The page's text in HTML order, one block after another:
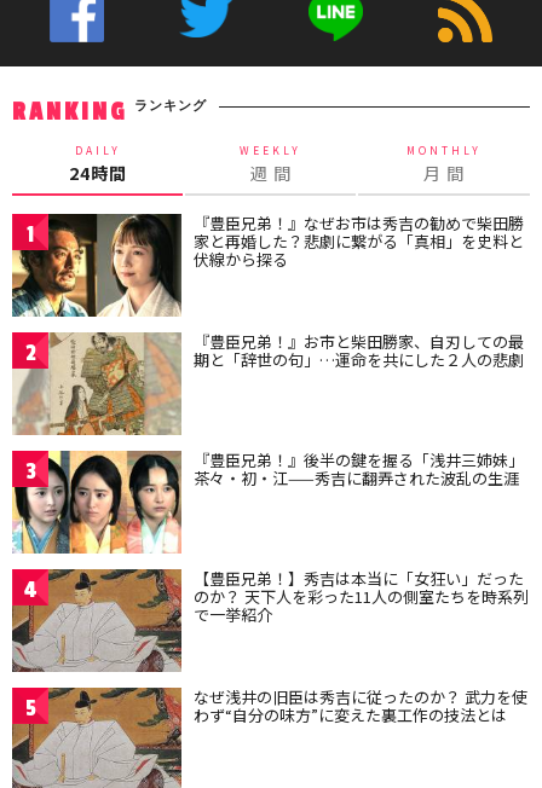
RANKING ランキング
DAILY
24時間
WEEKLY
週 間
MONTHLY
月 間
1 『豊臣兄弟！』なぜお市は秀吉の勧めで柴田勝
家と再婚した？悲劇に繋がる「真相」を史料と
伏線から探る
2 『豊臣兄弟！』お市と柴田勝家、自刃しての最
期と「辞世の句」…運命を共にした２人の悲劇
3 『豊臣兄弟！』後半の鍵を握る「浅井三姉妹」
茶々・初・江——秀吉に翻弄された波乱の生涯
4 【豊臣兄弟！】秀吉は本当に「女狂い」だった
のか？ 天下人を彩った11人の側室たちを時系列
で一挙紹介
5 なぜ浅井の旧臣は秀吉に従ったのか？ 武力を使
わず“自分の味方”に変えた裏工作の技法とは